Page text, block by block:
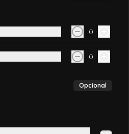
en sésamo o ciboulette
California ebi
0
0
Opcional